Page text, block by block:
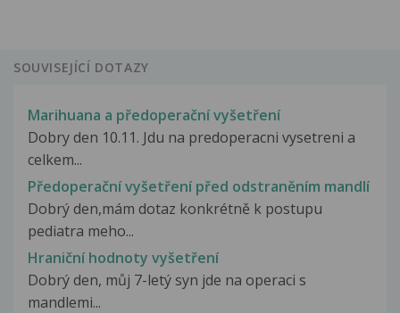
SOUVISEJÍCÍ DOTAZY
Marihuana a předoperační vyšetření
Dobry den 10.11. Jdu na predoperacni vysetreni a
celkem...
Předoperační vyšetření před odstraněním mandlí
Dobrý den,mám dotaz konkrétně k postupu
pediatra meho...
Hraniční hodnoty vyšetření
Dobrý den, můj 7-letý syn jde na operaci s
mandlemi...